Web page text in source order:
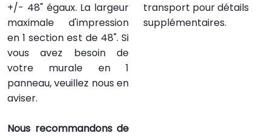
+/- 48" égaux. La largeur
maximale d'impression
en 1 section est de 48". Si
vous avez besoin de
votre murale en 1
panneau, veuillez nous en
aviser.
Nous recommandons de
transport pour détails
supplémentaires.